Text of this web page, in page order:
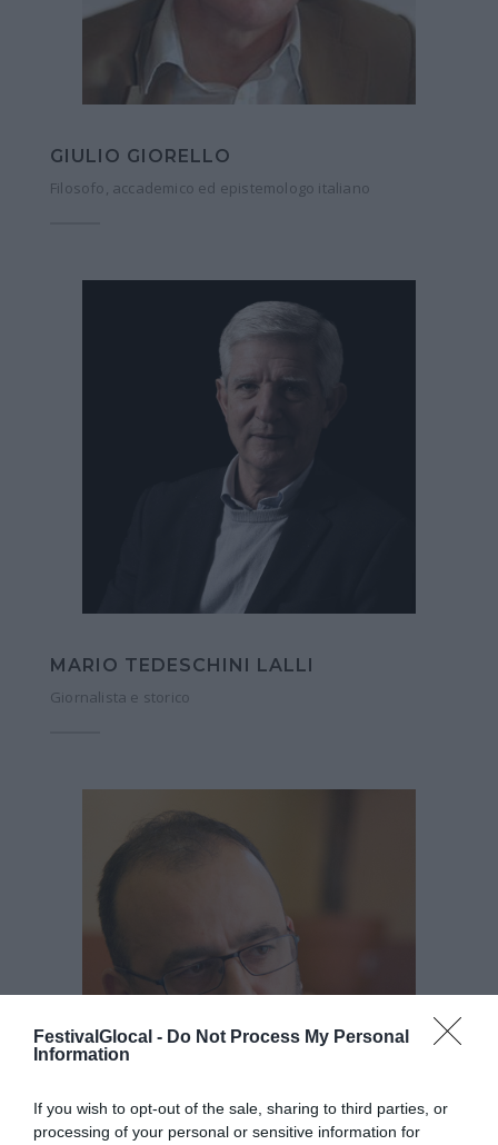
FestivalGlocal - Do Not Process My Personal
Information
If you wish to opt-out of the sale, sharing to third parties, or
processing of your personal or sensitive information for
GIULIO GIORELLO
Filosofo, accademico ed epistemologo italiano
MARIO TEDESCHINI LALLI
Giornalista e storico